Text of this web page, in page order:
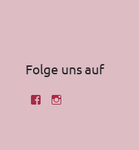
Folge uns auf